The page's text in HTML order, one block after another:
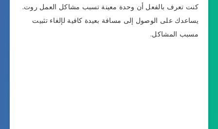
كنت تعرف بالفعل أن وحدة معينة تسبب مشاكل العمل روت.
يساعدك على الوصول إلى مسافة بعيدة كافية لإلغاء تثبيت
مسبب المشاكل.